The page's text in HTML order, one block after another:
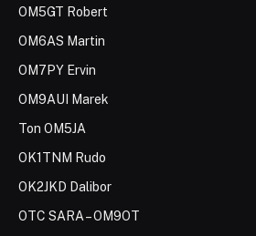
OM5GT Robert
OM6AS Martin
OM7PY Ervin
OM9AUI Marek
Ton OM5JA
OK1TNM Rudo
OK2JKD Dalibor
OTC SARA – OM9OT